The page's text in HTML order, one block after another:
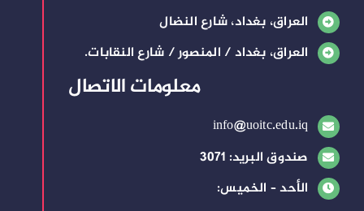
العراق، بغداد، شارع النضال
العراق، بغداد / المنصور / شارع النقابات.
معلومات الاتصال
info@uoitc.edu.iq
صندوق البريد: 3071
الأحد – الخميس: